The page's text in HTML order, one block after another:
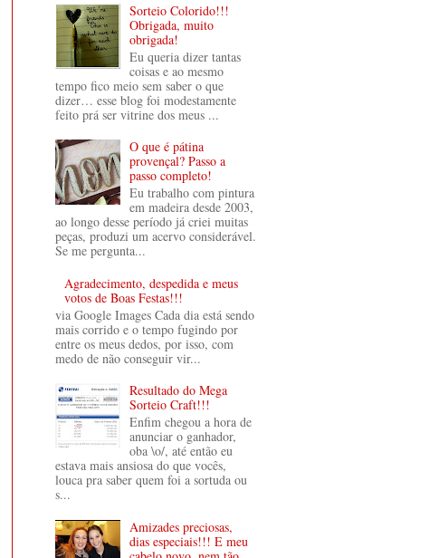
Sorteio Colorido!!!
Obrigada, muito
obrigada!
Eu queria dizer tantas
coisas e ao mesmo
tempo fico meio sem saber o que
dizer… esse blog foi modestamente
feito prá ser vitrine dos meus ...
O que é pátina
provençal? Passo a
passo completo!
Eu trabalho com pintura
em madeira desde 2003,
ao longo desse período já criei muitas
peças, produzi um acervo considerável.
Se me pergunta...
Agradecimento, despedida e meus
votos de Boas Festas!!!
via Google Images Cada dia está sendo
mais corrido e o tempo fugindo por
entre os meus dedos, por isso, com
medo de não conseguir vir...
Resultado do Mega
Sorteio Craft!!!
Enfim chegou a hora de
anunciar o ganhador,
oba \o/, até então eu
estava mais ansiosa do que vocês,
louca pra saber quem foi a sortuda ou
s...
Amizades preciosas,
dias especiais!!! E meu